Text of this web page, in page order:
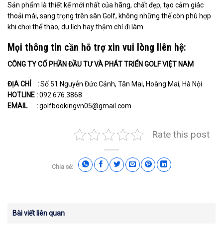
Sản phẩm là thiết kế mới nhất của hãng, chất đẹp, tạo cảm giác
thoải mái, sang trọng trên sân Golf, không những thế còn phù hợp
khi chơi thể thao, du lịch hay thậm chí đi làm.
Mọi thông tin cần hỗ trợ xin vui lòng liên hệ:
CÔNG TY CỔ PHẦN ĐẦU TƯ VÀ PHÁT TRIỂN GOLF VIỆT NAM
ĐỊA CHỈ :Số 51 Nguyễn Đức Cảnh, Tân Mai, Hoàng Mai, Hà Nội
HOTLINE :092.676.3868
EMAIL :golfbookingvn05@gmail.com
Rate this post
Chia sẻ:
Bài viết liên quan